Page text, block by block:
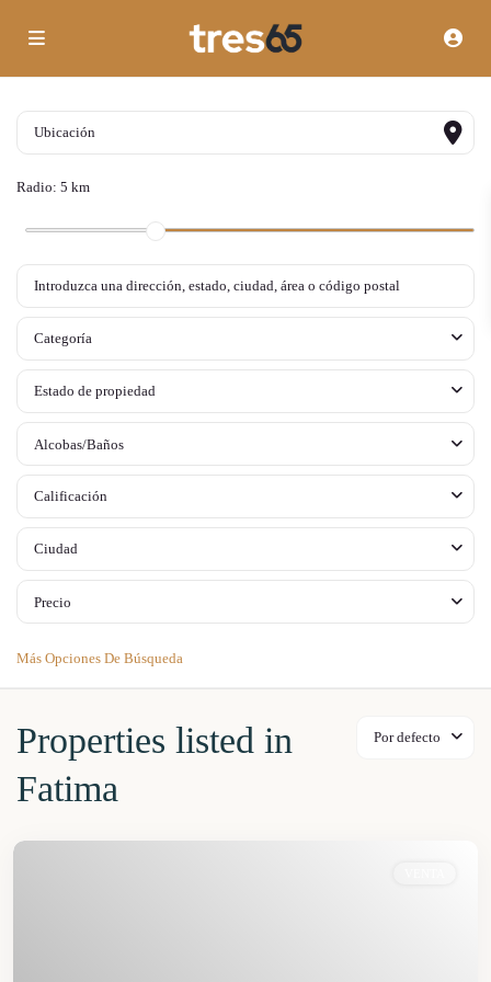
Radio: 5 km
Categoría
Estado de propiedad
Alcobas/Baños
Calificación
Ciudad
Precio
Más Opciones De Búsqueda
Por defecto
Properties listed in
Fatima